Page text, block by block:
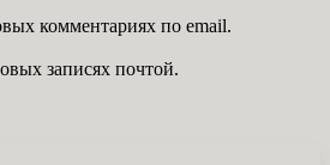
комментариях по email.
записях почтой.